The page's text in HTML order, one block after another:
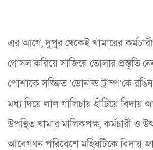
এর আগে, দুপুর থেকেই খামারের
গোসল করিয়ে সাজিয়ে তোলার প্রস্তুতি
পোশাকে সজ্জিত ‘ডোনাল্ড ট্রাম্প’কে
মধ্য দিয়ে লাল গালিচায় হাঁটিয়ে
উপস্থিত খামার মালিকপক্ষ, কর্মচারী ও
আবেগঘন পরিবেশে মহিষটিকে বিদায়